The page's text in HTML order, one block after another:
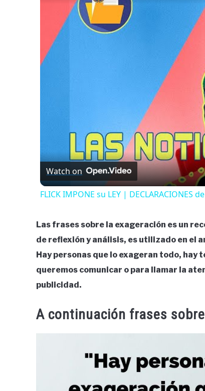
Watch on
FLICK IMPONE su LEY | DECLARACIONES
Las frases sobre la exageración es un
de reflexión y análisis, es utilizado en el
Hay personas que lo exageran todo, hay
queremos comunicar o para llamar la
publicidad.
A continuación frases